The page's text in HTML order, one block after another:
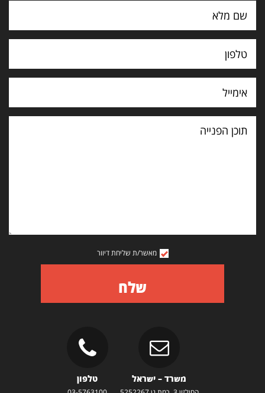
תוכן
הפנייה
מאשר/ת שליחת דיוור
שלח
משרד – ישראל טלפון